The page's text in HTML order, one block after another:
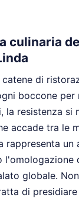
culinaria
di
boccone per
la resistenza si
accade tra le
rappresenta
l'omologazione
globale.
di